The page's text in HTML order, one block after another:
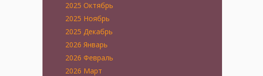
2025 Октябрь
2025 Ноябрь
2025 Декабрь
2026 Январь
2026 Февраль
2026 Март